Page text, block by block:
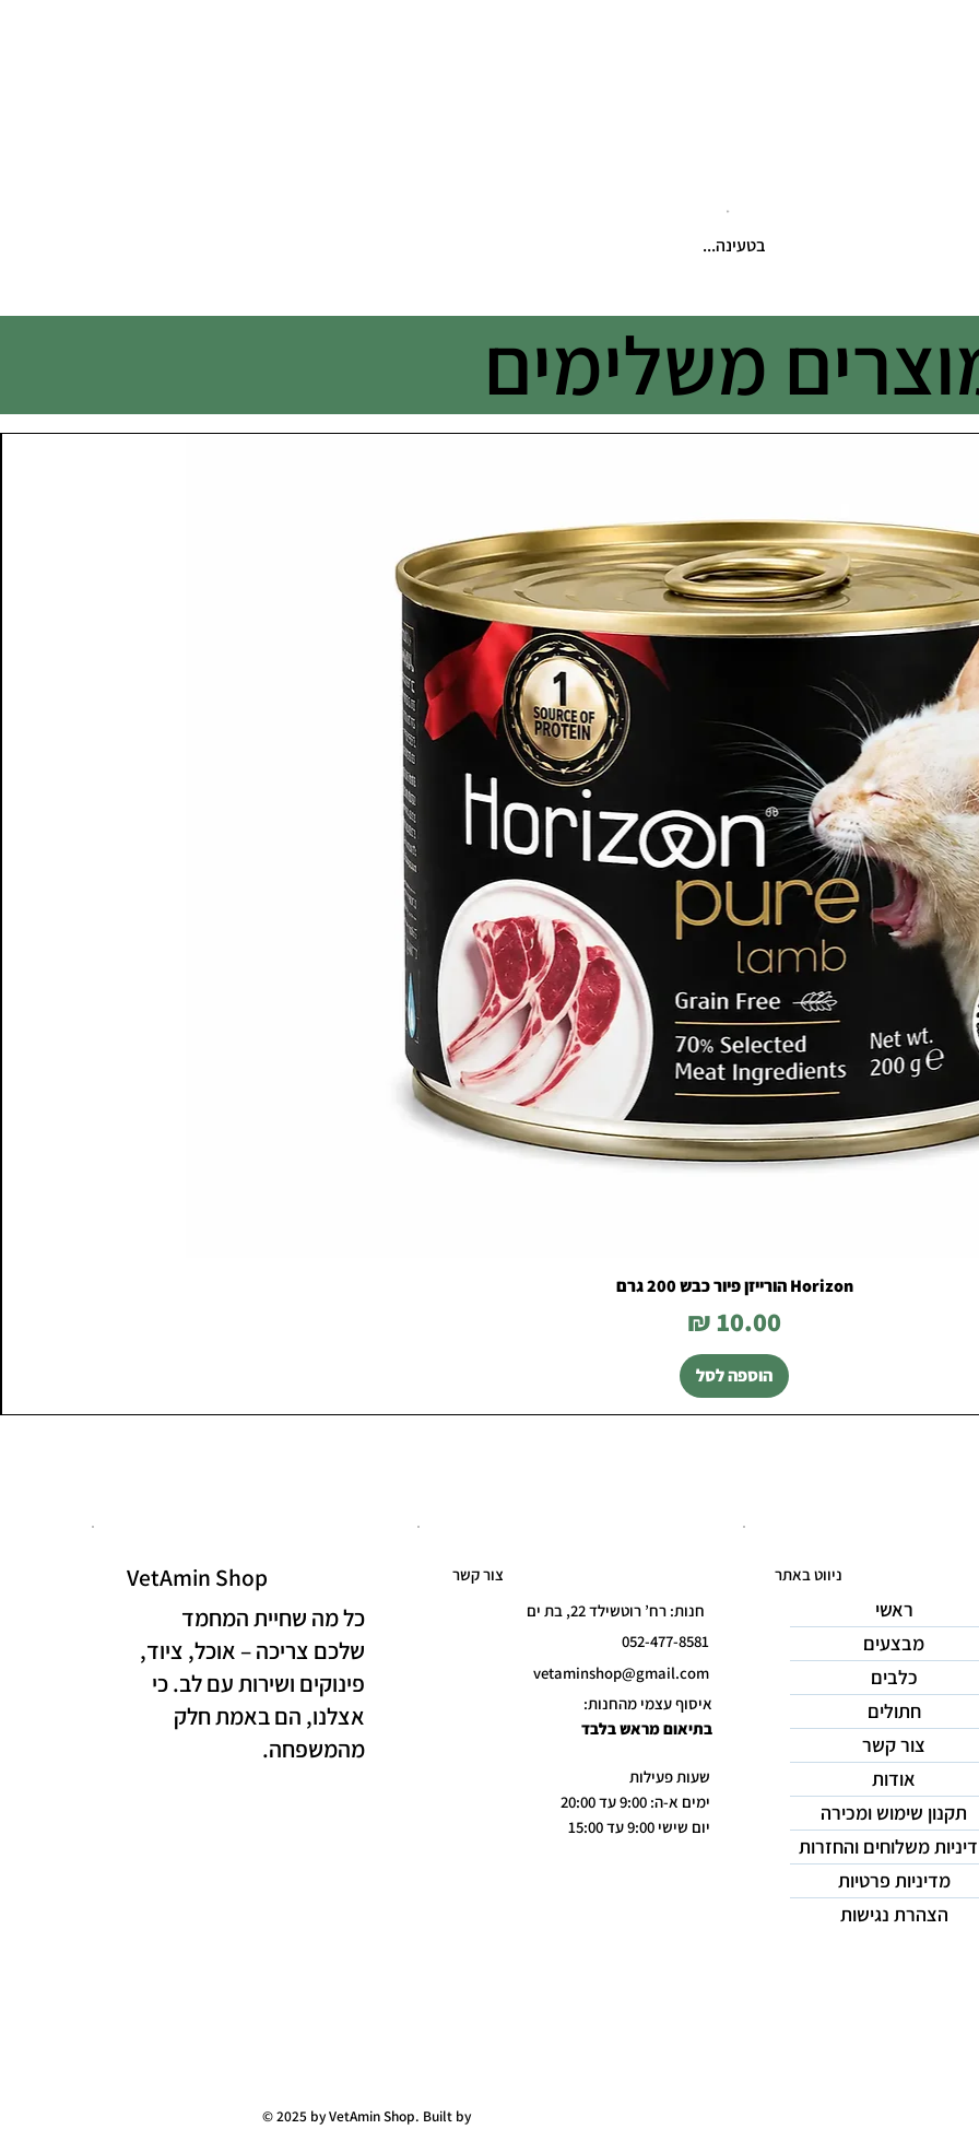
בטעינה...
משלימים
Horizon הורייזן פיור כבש 200 גרם
מחיר
הוספה לסל
VetAmin Shop
כל מה שחיית המחמד
שלכם צריכה – אוכל, ציוד,
פינוקים ושירות עם לב. כי
אצלנו, הם באמת חלק
מהמשפחה.
חנות: רח’ רוטשילד 22, בת ים
052-477-8581
vetaminshop@gmail.com
איסוף עצמי מהחנות:
בתיאום מראש בלבד
שעות פעילות
ימים א-ה: 9:00 עד 20:00
יום שישי 9:00 עד 15:00
צור קשר ניווט באתר
ראשי
מבצעים
כלבים
חתולים
צור קשר
אודות
תקנון שימוש ומכירה
משלוחים והחזרות
מדיניות פרטיות
הצהרת נגישות
© 2025 by VetAmin Shop. Built by